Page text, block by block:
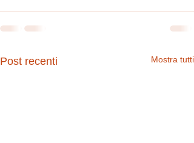
Post recenti Mostra tutti